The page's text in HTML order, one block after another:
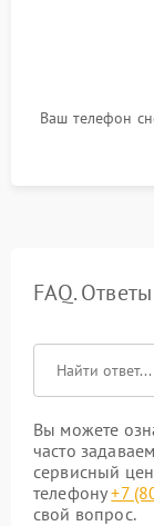
Ваш телефон
FAQ.
Вы можете
часто
сервисный
телефону+7
свой вопрос.